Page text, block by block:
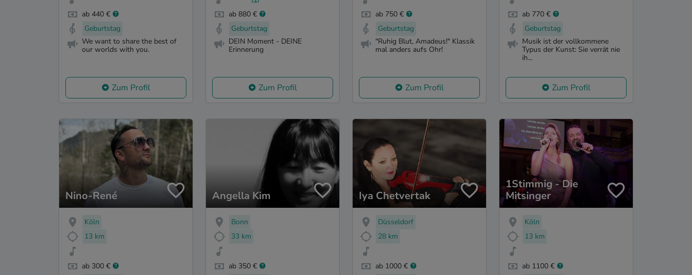
ab 440 €
Geburtstag
We want to share the best of
our worlds with you.
Zum Profil
ab 880 €
Geburtstag
DEIN Moment - DEINE
Erinnerung
Zum Profil
ab 750 €
Geburtstag
"Ruhig Blut, Amadeus!" Klassik
mal anders aufs Ohr!
Zum Profil
ab 770 €
Geburtstag
Musik ist der vollkommene
Typus der Kunst: Sie verrät nie
ih...
Zum Profil
Nino-René
Köln
13 km
ab 300 €
Angella Kim
Bonn
33 km
ab 350 €
Iya Chetvertak
Düsseldorf
28 km
ab 1000 €
1Stimmig - Die
Mitsinger
Köln
13 km
ab 1100 €